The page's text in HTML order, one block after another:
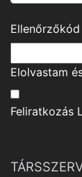
Ellenőrzőkód
Elolvastam
Feliratkozás